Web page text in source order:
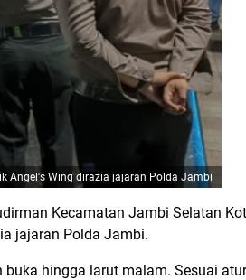
Angel's Wing dirazia jajaran Polda Jambi
Kecamatan Jambi Selatan
jajaran Polda Jambi.
hingga larut malam. Sesuai